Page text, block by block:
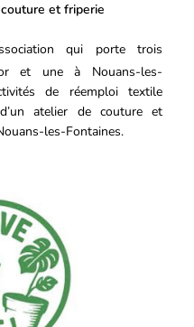
et friperie
qui porte trois
et une à Nouans-les-
de réemploi textile
atelier de couture et
les-Fontaines.